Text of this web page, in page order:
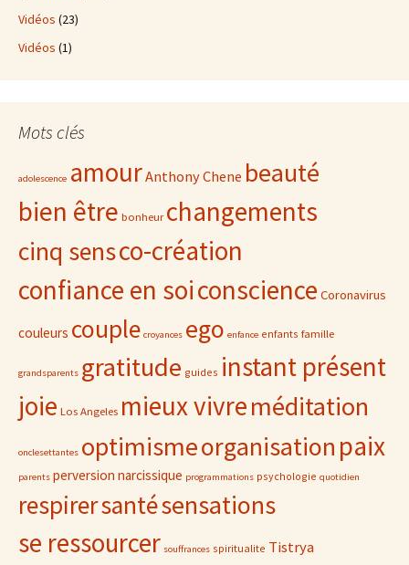
Vidéos (23)
Vidéos (1)
Mots clés
adolescence amourAnthony Chene beauté
bien être bonheur changements
cinq sensco-création
confiance en soiconscience Coronavirus
couleurs couple croyances ego enfance enfants famille
grandsparents gratitude guides instant présent
joie Los Angeles mieux vivreméditation
onclesettantes optimismeorganisationpaix
parents perversion narcissique programmations psychologie quotidien
respirersantésensations
se ressourcer souffrances spiritualite Tistrya